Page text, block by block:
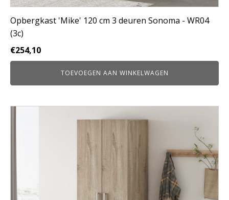
Opbergkast 'Mike' 120 cm 3 deuren Sonoma - WR04
(3c)
€254,10
TOEVOEGEN AAN WINKELWAGEN